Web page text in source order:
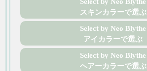
Select by Neo Blythe
スキンカラーで選ぶ
Select by Neo Blythe
アイカラーで選ぶ
Select by Neo Blythe
ヘアーカラーで選ぶ